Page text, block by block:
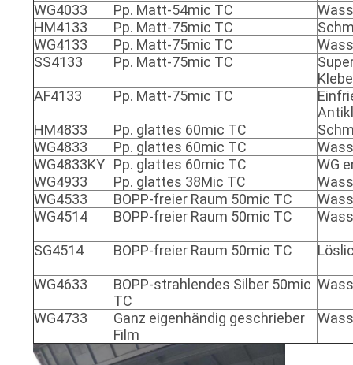
FORDERN
ZITAT
SITEMAP
PRIVACY
WG4033
Pp. Matt-54mic TC
HM4133
Pp. Matt-75mic TC
WG4133
Pp. Matt-75mic TC
SS4133
Pp. Matt-75mic TC
AF4133
Pp. Matt-75mic TC
HM4833
Pp. glattes 60mic TC
WG4833
Pp. glattes 60mic TC
WG4833KY Pp. glattes 60mic TC
WG
WG4933
Pp. glattes 38Mic TC
WG4533
BOPP-freier Raum 50mic TC
WG4514
BOPP-freier Raum 50mic TC
SG4514 BOPP-freier Raum 50mic TC
WG4633
BOPP-strahlendes Silber 50mic
TC
WG4733
Ganz eigenhändig geschrieber
Film